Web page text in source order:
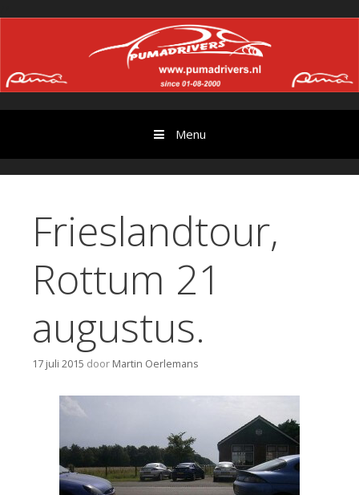
Menu
Frieslandtour,
Rottum 21
augustus.
17 juli 2015 door Martin Oerlemans